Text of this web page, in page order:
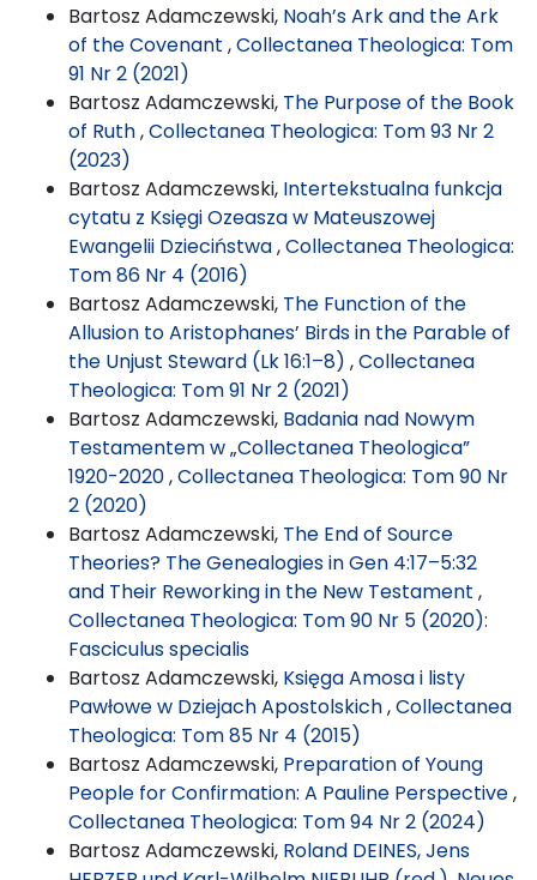
Bartosz Adamczewski, Noah’s Ark and the Ark
of the Covenant ,Collectanea Theologica: Tom
91 Nr 2 (2021)
Bartosz Adamczewski, The Purpose of the Book
of Ruth,Collectanea Theologica: Tom 93 Nr 2
(2023)
Bartosz Adamczewski, Intertekstualna funkcja
cytatu z Księgi Ozeasza w Mateuszowej
Ewangelii Dzieciństwa,Collectanea Theologica:
Tom 86 Nr 4 (2016)
Bartosz Adamczewski, The Function of the
Allusion to Aristophanes’ Birds in the Parable of
the Unjust Steward (Lk 16:1–8) ,Collectanea
Theologica: Tom 91 Nr 2 (2021)
Bartosz Adamczewski, Badania nad Nowym
Testamentem w „Collectanea Theologica”
1920-2020,Collectanea Theologica: Tom 90 Nr
2 (2020)
Bartosz Adamczewski, The End of Source
Theories? The Genealogies in Gen 4:17–5:32
and Their Reworking in the New Testament ,
Collectanea Theologica: Tom 90 Nr 5 (2020):
Fasciculus specialis
Bartosz Adamczewski, Księga Amosa i listy
Pawłowe w Dziejach Apostolskich,Collectanea
Theologica: Tom 85 Nr 4 (2015)
Bartosz Adamczewski, Preparation of Young
People for Confirmation: A Pauline Perspective,
Collectanea Theologica: Tom 94 Nr 2 (2024)
Bartosz Adamczewski, Roland DEINES, Jens